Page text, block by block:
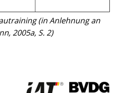
(in Anlehnung an
2005a, S. 2)